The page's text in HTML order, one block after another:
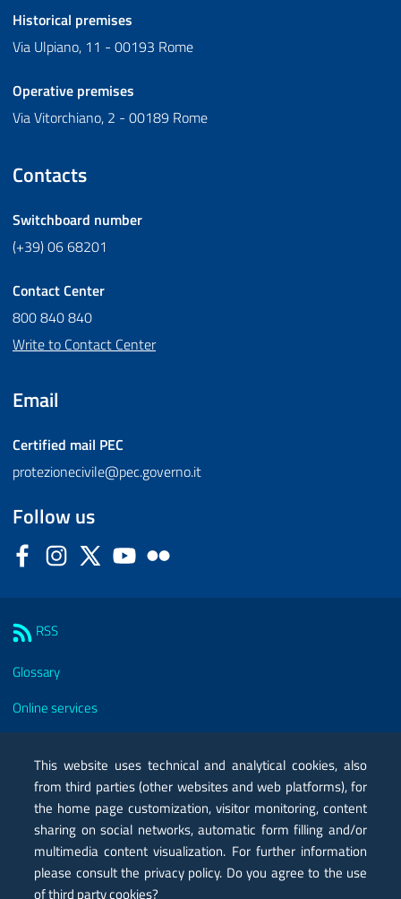
Historical premises
Via Ulpiano, 11 - 00193 Rome
Operative premises
Via Vitorchiano, 2 - 00189 Rome
Contacts
Switchboard number
(+39) 06 68201
Contact Center
800 840 840
Write to Contact Center
Email
Certified mail PEC
protezionecivile@pec.governo.it
Follow us
FacebookInstagram
Twitter YouTube
RSS
Glossary
Online services
Certified mail PEC
Privacy
Legal notes
Contacts
This website uses technical and analytical cookies, also
from third parties (other websites and web platforms), for
the home page customization, visitor monitoring, content
sharing on social networks, automatic form filling and/or
multimedia content visualization. For further information
please consult the privacy policy. Do you agree to the use
of third party cookies?